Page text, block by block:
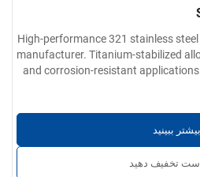
High-performance 321 stainless
manufacturer. Titanium-stabilized
and corrosion-resistant
بیشتر ببینید
تخفیف دهید